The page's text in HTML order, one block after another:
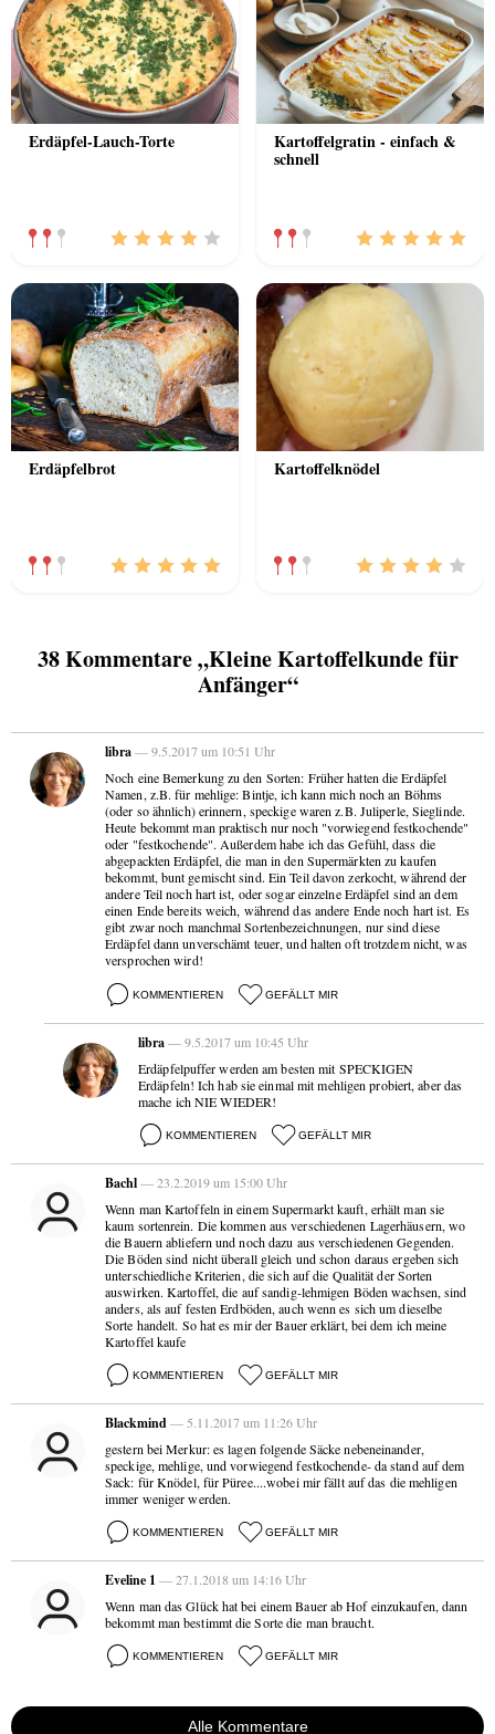
Erdäpfel-Lauch-Torte Kartoffelgratin - einfach &
schnell
Erdäpfelbrot Kartoffelknödel
38 Kommentare „Kleine Kartoffelkunde für
Anfänger“
libra— 9.5.2017 um 10:51 Uhr
Noch eine Bemerkung zu den Sorten: Früher hatten die Erdäpfel
Namen, z.B. für mehlige: Bintje, ich kann mich noch an Böhms
(oder so ähnlich) erinnern, speckige waren z.B. Juliperle, Sieglinde.
Heute bekommt man praktisch nur noch "vorwiegend festkochende"
oder "festkochende". Außerdem habe ich das Gefühl, dass die
abgepackten Erdäpfel, die man in den Supermärkten zu kaufen
bekommt, bunt gemischt sind. Ein Teil davon zerkocht, während der
andere Teil noch hart ist, oder sogar einzelne Erdäpfel sind an dem
einen Ende bereits weich, während das andere Ende noch hart ist. Es
gibt zwar noch manchmal Sortenbezeichnungen, nur sind diese
Erdäpfel dann unverschämt teuer, und halten oft trotzdem nicht, was
versprochen wird!
KOMMENTIEREN GEFÄLLT MIR
libra— 9.5.2017 um 10:45 Uhr
Erdäpfelpuffer werden am besten mit SPECKIGEN
Erdäpfeln! Ich hab sie einmal mit mehligen probiert, aber das
mache ich NIE WIEDER!
KOMMENTIEREN GEFÄLLT MIR
Bachl— 23.2.2019 um 15:00 Uhr
Wenn man Kartoffeln in einem Supermarkt kauft, erhält man sie
kaum sortenrein. Die kommen aus verschiedenen Lagerhäusern, wo
die Bauern abliefern und noch dazu aus verschiedenen Gegenden.
Die Böden sind nicht überall gleich und schon daraus ergeben sich
unterschiedliche Kriterien, die sich auf die Qualität der Sorten
auswirken. Kartoffel, die auf sandig-lehmigen Böden wachsen, sind
anders, als auf festen Erdböden, auch wenn es sich um dieselbe
Sorte handelt. So hat es mir der Bauer erklärt, bei dem ich meine
Kartoffel kaufe
KOMMENTIEREN GEFÄLLT MIR
Blackmind— 5.11.2017 um 11:26 Uhr
gestern bei Merkur: es lagen folgende Säcke nebeneinander,
speckige, mehlige, und vorwiegend festkochende- da stand auf dem
Sack: für Knödel, für Püree....wobei mir fällt auf das die mehligen
immer weniger werden.
KOMMENTIEREN GEFÄLLT MIR
Eveline 1 — 27.1.2018 um 14:16 Uhr
Wenn man das Glück hat bei einem Bauer ab Hof einzukaufen, dann
bekommt man bestimmt die Sorte die man braucht.
KOMMENTIEREN GEFÄLLT MIR
Alle Kommentare